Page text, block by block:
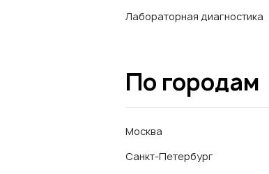
Лабораторная диагностика
По городам
Москва
Санкт-Петербург